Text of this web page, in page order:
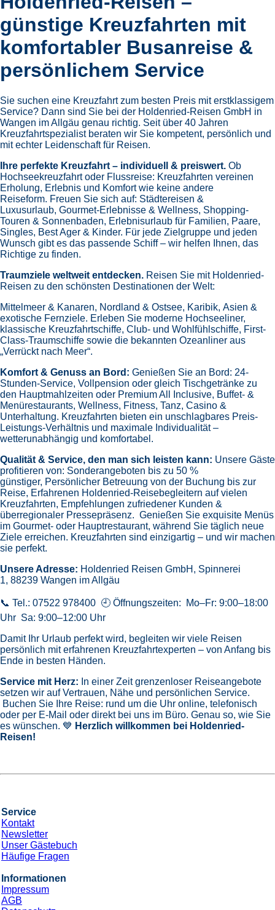
günstige Kreuzfahrten mit
komfortabler Busanreise &
persönlichem Service
Sie suchen eine Kreuzfahrt zum besten Preis mit erstklassigem
Service? Dann sind Sie bei der Holdenried-Reisen GmbH in
Wangen im Allgäu genau richtig. Seit über 40 Jahren
Kreuzfahrtspezialist beraten wir Sie kompetent, persönlich und
mit echter Leidenschaft für Reisen.
Ihre perfekte Kreuzfahrt – individuell & preiswert. Ob
Hochseekreuzfahrt oder Flussreise: Kreuzfahrten vereinen
Erholung, Erlebnis und Komfort wie keine andere
Reiseform. Freuen Sie sich auf: Städtereisen &
Luxusurlaub, Gourmet-Erlebnisse & Wellness, Shopping-
Touren & Sonnenbaden, Erlebnisurlaub für Familien, Paare,
Singles, Best Ager & Kinder. Für jede Zielgruppe und jeden
Wunsch gibt es das passende Schiff – wir helfen Ihnen, das
Richtige zu finden.
Traumziele weltweit entdecken. Reisen Sie mit Holdenried-
Reisen zu den schönsten Destinationen der Welt:
Mittelmeer & Kanaren, Nordland & Ostsee, Karibik, Asien &
exotische Fernziele. Erleben Sie moderne Hochseeliner,
klassische Kreuzfahrtschiffe, Club- und Wohlfühlschiffe, First-
Class-Traumschiffe sowie die bekannten Ozeanliner aus
„Verrückt nach Meer“.
Komfort & Genuss an Bord: Genießen Sie an Bord: 24-
Stunden-Service, Vollpension oder gleich Tischgetränke zu
den Hauptmahlzeiten oder Premium All Inclusive, Buffet- &
Menürestaurants, Wellness, Fitness, Tanz, Casino &
Unterhaltung. Kreuzfahrten bieten ein unschlagbares Preis-
Leistungs-Verhältnis und maximale Individualität –
wetterunabhängig und komfortabel.
Qualität & Service, den man sich leisten kann: Unsere Gäste
profitieren von: Sonderangeboten bis zu 50 %
günstiger, Persönlicher Betreuung von der Buchung bis zur
Reise, Erfahrenen Holdenried-Reisebegleitern auf vielen
Kreuzfahrten, Empfehlungen zufriedener Kunden &
überregionaler Pressepräsenz. Genießen Sie exquisite Menüs
im Gourmet- oder Hauptrestaurant, während Sie täglich neue
Ziele erreichen. Kreuzfahrten sind einzigartig – und wir machen
sie perfekt.
Unsere Adresse: Holdenried Reisen GmbH, Spinnerei
1, 88239 Wangen im Allgäu
📞 Tel.: 07522 978400 🕘 Öffnungszeiten: Mo–Fr: 9:00–18:00
Uhr Sa: 9:00–12:00 Uhr
Damit Ihr Urlaub perfekt wird, begleiten wir viele Reisen
persönlich mit erfahrenen Kreuzfahrtexperten – von Anfang bis
Ende in besten Händen.
Service mit Herz: In einer Zeit grenzenloser Reiseangebote
setzen wir auf Vertrauen, Nähe und persönlichen Service.
Buchen Sie Ihre Reise: rund um die Uhr online, telefonisch
oder per E-Mail oder direkt bei uns im Büro. Genau so, wie Sie
es wünschen. 💙 Herzlich willkommen bei Holdenried-
Reisen!
Service
Kontakt
Newsletter
Unser Gästebuch
Häufige Fragen
Informationen
Impressum
AGB